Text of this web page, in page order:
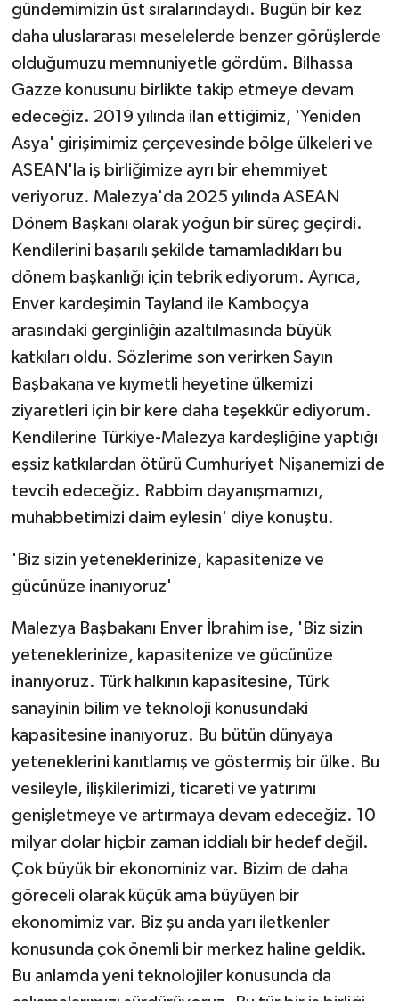
gündemimizin üst sıralarındaydı. Bugün bir kez
daha uluslararası meselelerde benzer görüşlerde
olduğumuzu memnuniyetle gördüm. Bilhassa
Gazze konusunu birlikte takip etmeye devam
edeceğiz. 2019 yılında ilan ettiğimiz, 'Yeniden
Asya' girişimimiz çerçevesinde bölge ülkeleri ve
ASEAN'la iş birliğimize ayrı bir ehemmiyet
veriyoruz. Malezya'da 2025 yılında ASEAN
Dönem Başkanı olarak yoğun bir süreç geçirdi.
Kendilerini başarılı şekilde tamamladıkları bu
dönem başkanlığı için tebrik ediyorum. Ayrıca,
Enver kardeşimin Tayland ile Kamboçya
arasındaki gerginliğin azaltılmasında büyük
katkıları oldu. Sözlerime son verirken Sayın
Başbakana ve kıymetli heyetine ülkemizi
ziyaretleri için bir kere daha teşekkür ediyorum.
Kendilerine Türkiye-Malezya kardeşliğine yaptığı
eşsiz katkılardan ötürü Cumhuriyet Nişanemizi de
tevcih edeceğiz. Rabbim dayanışmamızı,
muhabbetimizi daim eylesin' diye konuştu.
'Biz sizin yeteneklerinize, kapasitenize ve
gücünüze inanıyoruz'
Malezya Başbakanı Enver İbrahim ise, 'Biz sizin
yeteneklerinize, kapasitenize ve gücünüze
inanıyoruz. Türk halkının kapasitesine, Türk
sanayinin bilim ve teknoloji konusundaki
kapasitesine inanıyoruz. Bu bütün dünyaya
yeteneklerini kanıtlamış ve göstermiş bir ülke. Bu
vesileyle, ilişkilerimizi, ticareti ve yatırımı
genişletmeye ve artırmaya devam edeceğiz. 10
milyar dolar hiçbir zaman iddialı bir hedef değil.
Çok büyük bir ekonominiz var. Bizim de daha
göreceli olarak küçük ama büyüyen bir
ekonomimiz var. Biz şu anda yarı iletkenler
konusunda çok önemli bir merkez haline geldik.
Bu anlamda yeni teknolojiler konusunda da